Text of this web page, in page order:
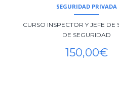
SEGURIDAD PRIVADA
CURSO INSPECTOR Y JEFE DE
DE SEGURIDAD
150,00€